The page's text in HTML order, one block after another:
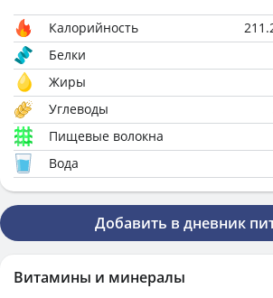
Калорийность
Белки
Жиры
Углеводы
Пищевые волокна
Вода
Добавить в дневник
Витамины и минералы